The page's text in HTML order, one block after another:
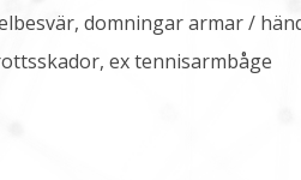
domningar armar /
ex tennisarmbåge